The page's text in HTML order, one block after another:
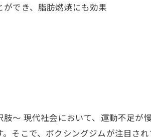
でき、脂肪燃焼にも効果
～ 現代社会において、運動不足が
そこで、ボクシングジムが注目さ